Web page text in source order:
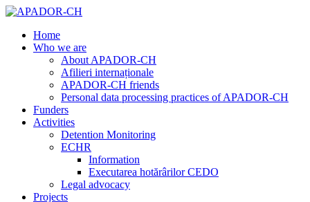
Home
Who we are
About APADOR-CH
Afilieri internaționale
APADOR-CH friends
Personal data processing practices of APADOR-CH
Funders
Activities
Detention Monitoring
ECHR
Information
Executarea hotărârilor CEDO
Legal advocacy
Projects